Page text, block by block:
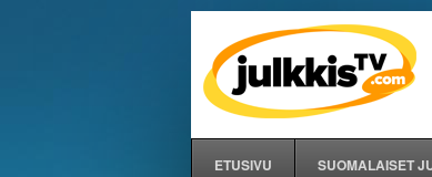
ETUSIVU SUOMALAISET